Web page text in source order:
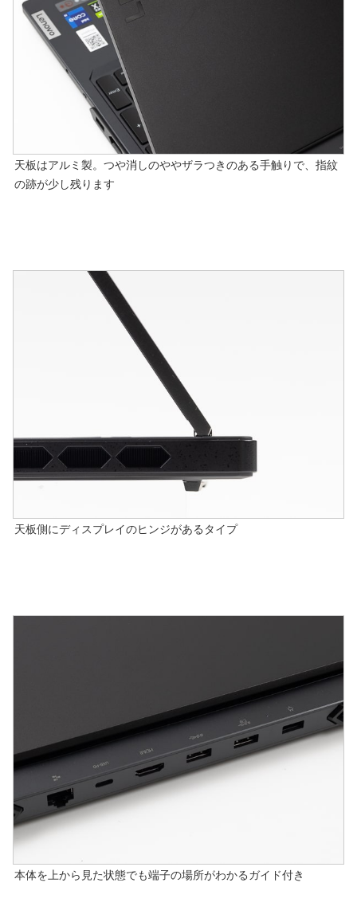
天板はアルミ製。つや消しのややザラつきのある手触りで、指紋
の跡が少し残ります
天板側にディスプレイのヒンジがあるタイプ
本体を上から見た状態でも端子の場所がわかるガイド付き